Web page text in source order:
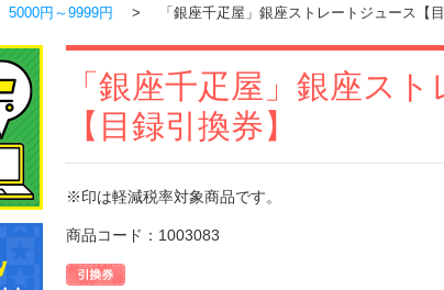
5000円～9999円 > 「銀座千疋屋」銀座ストレートジュース【目
「銀座千疋屋」銀座ス
【目録引換券】
※印は軽減税率対象商品です。
商品コード：1003083